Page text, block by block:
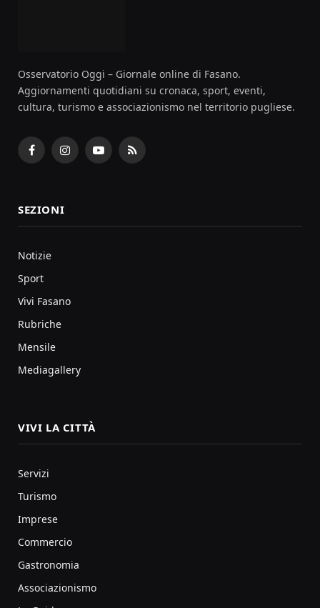
Osservatorio Oggi – Giornale online di Fasano.
Aggiornamenti quotidiani su cronaca, sport, eventi,
cultura, turismo e associazionismo nel territorio pugliese.
FacebookInstagramYouTubeRSS
SEZIONI
Notizie
Sport
Vivi Fasano
Rubriche
Mensile
Mediagallery
VIVI LA CITTÀ
Servizi
Turismo
Imprese
Commercio
Gastronomia
Associazionismo